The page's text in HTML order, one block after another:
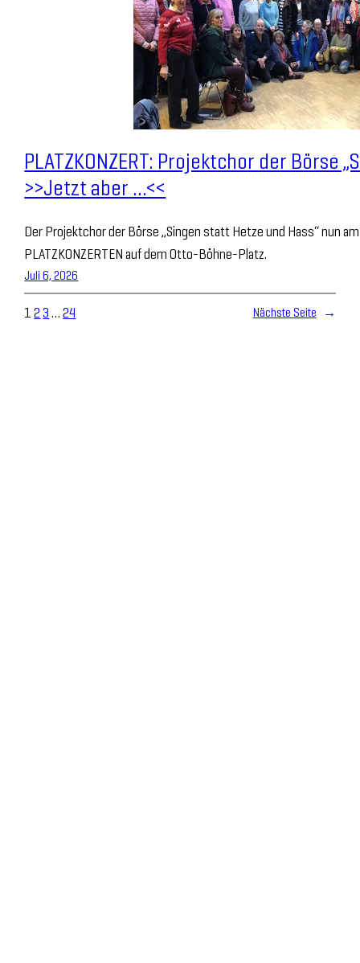
PLATZKONZERT: Projektchor der Börse
>>Jetzt aber …<<
Der Projektchor der Börse „Singen statt Hetze und Hass“ nun
PLATZKONZERTEN auf dem Otto-Böhne-Platz.
Juli 6, 2026
123…24 Nächste Seite →